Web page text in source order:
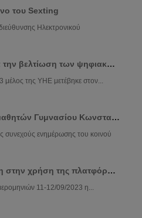
του Sexting
Ηλεκτρονικού
Διάλεξη για την βελτίωση των ψηφιακών δεξιοτήτων των μελών του ΣΠΑΒΟ
μέλος της ΥΗΕ μετέβηκε στον...
Φιλοξενία μαθητών Γυμνασίου Κωνσταντινουπόλεως
συνεχούς ενημέρωσης του κοινού
Εκπαίδευση στην χρήση της πλατφόρμας SIRIUS
11-12/09/2023 η...